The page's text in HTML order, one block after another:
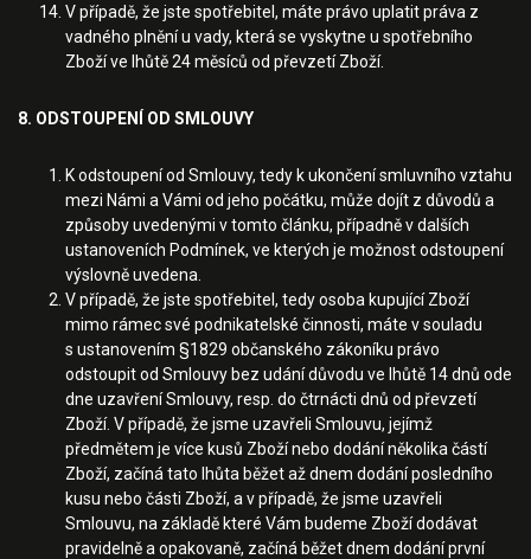
V případě, že jste spotřebitel, máte právo uplatit práva z
vadného plnění u vady, která se vyskytne u spotřebního
Zboží ve lhůtě 24 měsíců od převzetí Zboží.
8. ODSTOUPENÍ OD SMLOUVY
K odstoupení od Smlouvy, tedy k ukončení smluvního vztahu
mezi Námi a Vámi od jeho počátku, může dojít z důvodů a
způsoby uvedenými v tomto článku, případně v dalších
ustanoveních Podmínek, ve kterých je možnost odstoupení
výslovně uvedena.
V případě, že jste spotřebitel, tedy osoba kupující Zboží
mimo rámec své podnikatelské činnosti, máte v souladu
s ustanovením §1829 občanského zákoníku právo
odstoupit od Smlouvy bez udání důvodu ve lhůtě 14 dnů ode
dne uzavření Smlouvy, resp. do čtrnácti dnů od převzetí
Zboží. V případě, že jsme uzavřeli Smlouvu, jejímž
předmětem je více kusů Zboží nebo dodání několika částí
Zboží, začíná tato lhůta běžet až dnem dodání posledního
kusu nebo části Zboží, a v případě, že jsme uzavřeli
Smlouvu, na základě které Vám budeme Zboží dodávat
pravidelně a opakovaně, začíná běžet dnem dodání první